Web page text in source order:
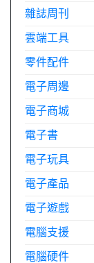
雜誌周刊
雲端工具
零件配件
電子周邊
電子商城
電子書
電子玩具
電子產品
電子遊戲
電腦支援
電腦硬件